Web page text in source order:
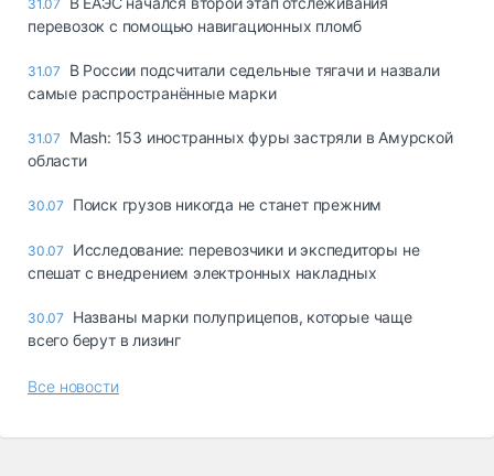
31.07
перевозок с помощью навигационных пломб
31.07
В России подсчитали седельные тягачи и назвали
самые распространённые марки
31.07
Mash: 153 иностранных фуры застряли в Амурской
области
30.07 Поиск грузов никогда не станет прежним
30.07
Исследование: перевозчики и экспедиторы не
спешат с внедрением электронных накладных
30.07
Названы марки полуприцепов, которые чаще
всего берут в лизинг
Все новости